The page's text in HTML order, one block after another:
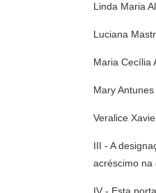
Linda Maria
Luciana
Maria Cecília
Mary
Veralice
III - A
acréscimo na